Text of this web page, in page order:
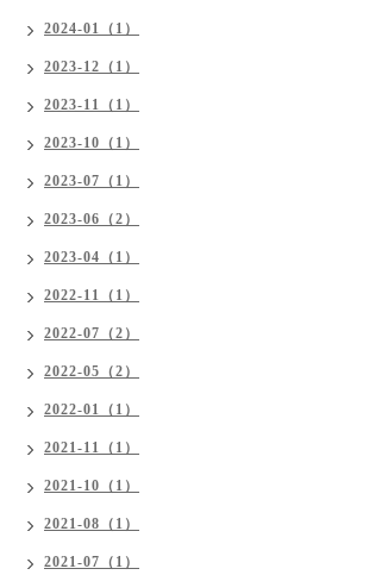
2024-01（1）
2023-12（1）
2023-11（1）
2023-10（1）
2023-07（1）
2023-06（2）
2023-04（1）
2022-11（1）
2022-07（2）
2022-05（2）
2022-01（1）
2021-11（1）
2021-10（1）
2021-08（1）
2021-07（1）